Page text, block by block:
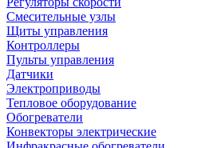
Смесительные узлы
Щиты управления
Контроллеры
Пульты управления
Датчики
Электроприводы
Тепловое оборудование
Обогреватели
Конвекторы электрические